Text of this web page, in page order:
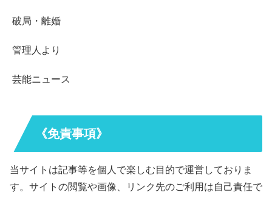
破局・離婚
管理人より
芸能ニュース
《免責事項》
当サイトは記事等を個人で楽しむ目的で運営しておりま
す。サイトの閲覧や画像、リンク先のご利用は自己責任で